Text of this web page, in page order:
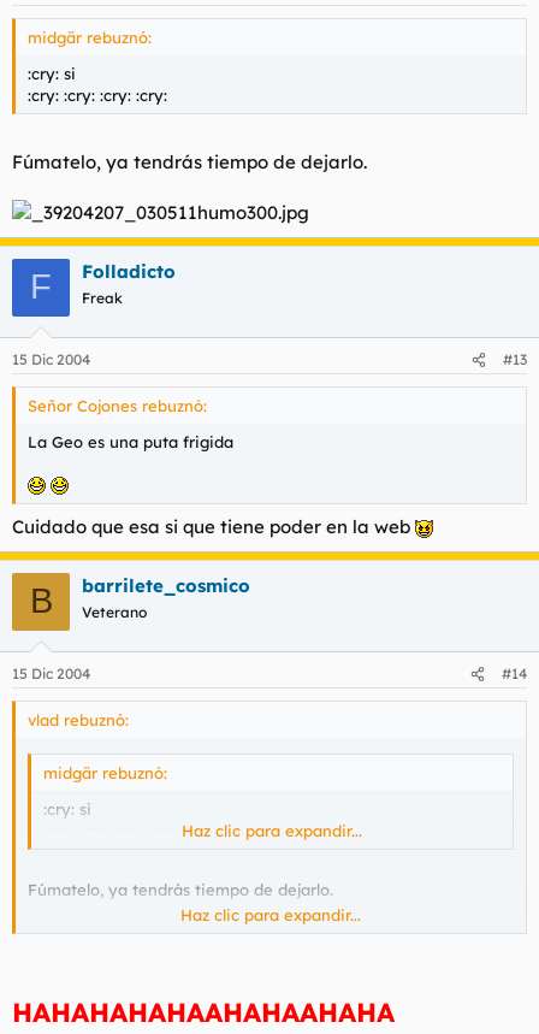
midgär rebuznó:
:cry: si
:cry: :cry: :cry: :cry:
Fúmatelo, ya tendrás tiempo de dejarlo.
F Folladicto
Freak
15 Dic 2004 #13
Señor Cojones rebuznó:
La Geo es una puta frigida
Cuidado que esa si que tiene poder en la web
B barrilete_cosmico
Veterano
15 Dic 2004 #14
vlad rebuznó:
midgär rebuznó:
:cry: si
Haz clic para expandir...
Fúmatelo, ya tendrás tiempo de dejarlo.
Haz clic para expandir...
HAHAHAHAHAAHAHAAHAHA